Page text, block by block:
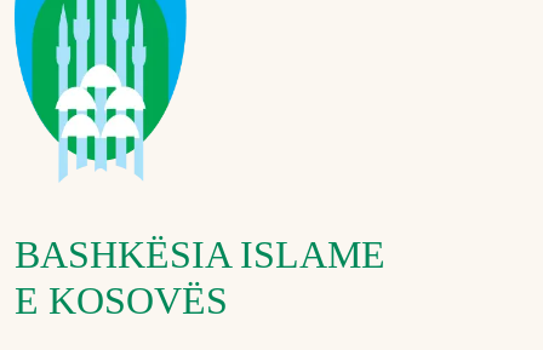
BASHKËSIA ISLAME
E KOSOVËS